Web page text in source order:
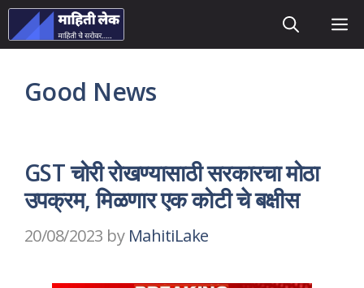
Skip
to
Good News
GST चोरी रोखण्यासाठी सरकारचा मोठा
उपक्रम, मिळणार एक कोटी चे बक्षीस
20/08/2023 by MahitiLake